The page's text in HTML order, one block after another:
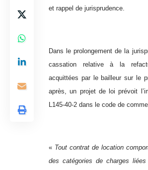
et rappel de jurisprudence.
Dans le prolongement de la
cassation relative à la
acquittées par le bailleur sur le
après, un projet de loi prévoit
L145-40-2 dans le code de
« Tout contrat de location
des catégories de charges